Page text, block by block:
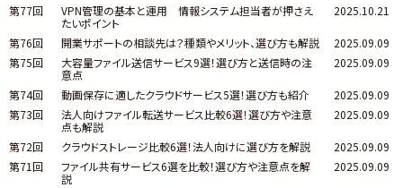
第77回
VPN管理の基本と運用 情報システム担当者が押さえ
たいポイント
2025.10.21
第76回 開業サポートの相談先は？種類やメリット、選び方も解説
2025.09.09
第75回
大容量ファイル送信サービス9選！選び方と送信時の注
意点
2025.09.09
第74回 動画保存に適したクラウドサービス5選！選び方も紹介
2025.09.09
第73回
法人向けファイル転送サービス比較6選！選び方や注意
点も解説
2025.09.09
第72回 クラウドストレージ比較6選！法人向けに選び方を解説
2025.09.09
第71回
ファイル共有サービス6選を比較！選び方や注意点を解
説
2025.09.09